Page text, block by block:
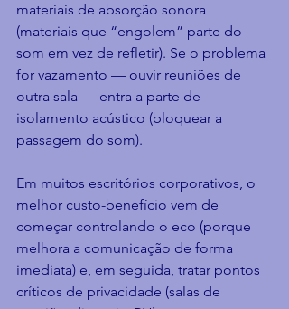
materiais de absorção sonora
(materiais que “engolem” parte do
som em vez de refletir). Se o problema
for vazamento — ouvir reuniões de
outra sala — entra a parte de
isolamento acústico (bloquear a
passagem do som).
Em muitos escritórios corporativos, o
melhor custo-benefício vem de
começar controlando o eco (porque
melhora a comunicação de forma
imediata) e, em seguida, tratar pontos
críticos de privacidade (salas de